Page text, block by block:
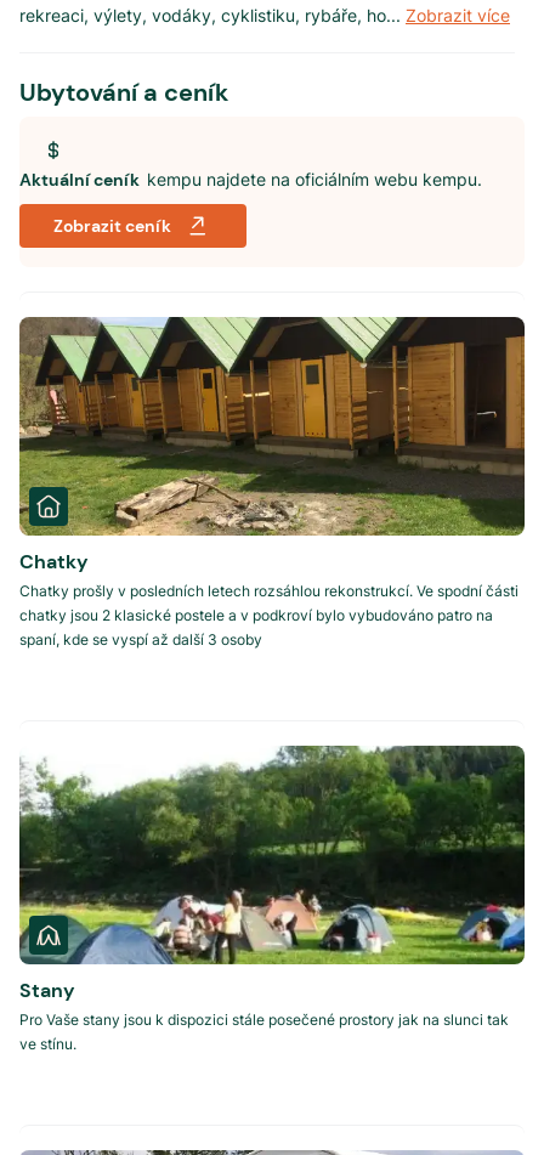
rekreaci, výlety, vodáky, cyklistiku, rybáře, ho... Zobrazit více
Ubytování a ceník
Aktuální ceník kempu najdete na oficiálním webu kempu.
Zobrazit ceník
Chatky
Chatky prošly v posledních letech rozsáhlou rekonstrukcí. Ve spodní části
chatky jsou 2 klasické postele a v podkroví bylo vybudováno patro na
spaní, kde se vyspí až další 3 osoby
Stany
Pro Vaše stany jsou k dispozici stále posečené prostory jak na slunci tak
ve stínu.